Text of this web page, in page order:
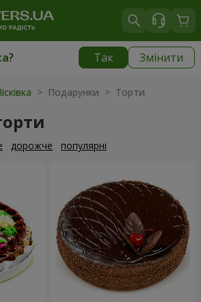
? Так Змінити
|
> Подарунки > Торти
дорожче популярні